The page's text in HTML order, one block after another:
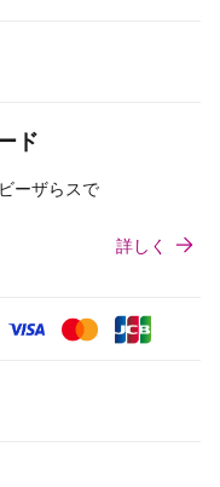
ド
ーザらスで
詳しく